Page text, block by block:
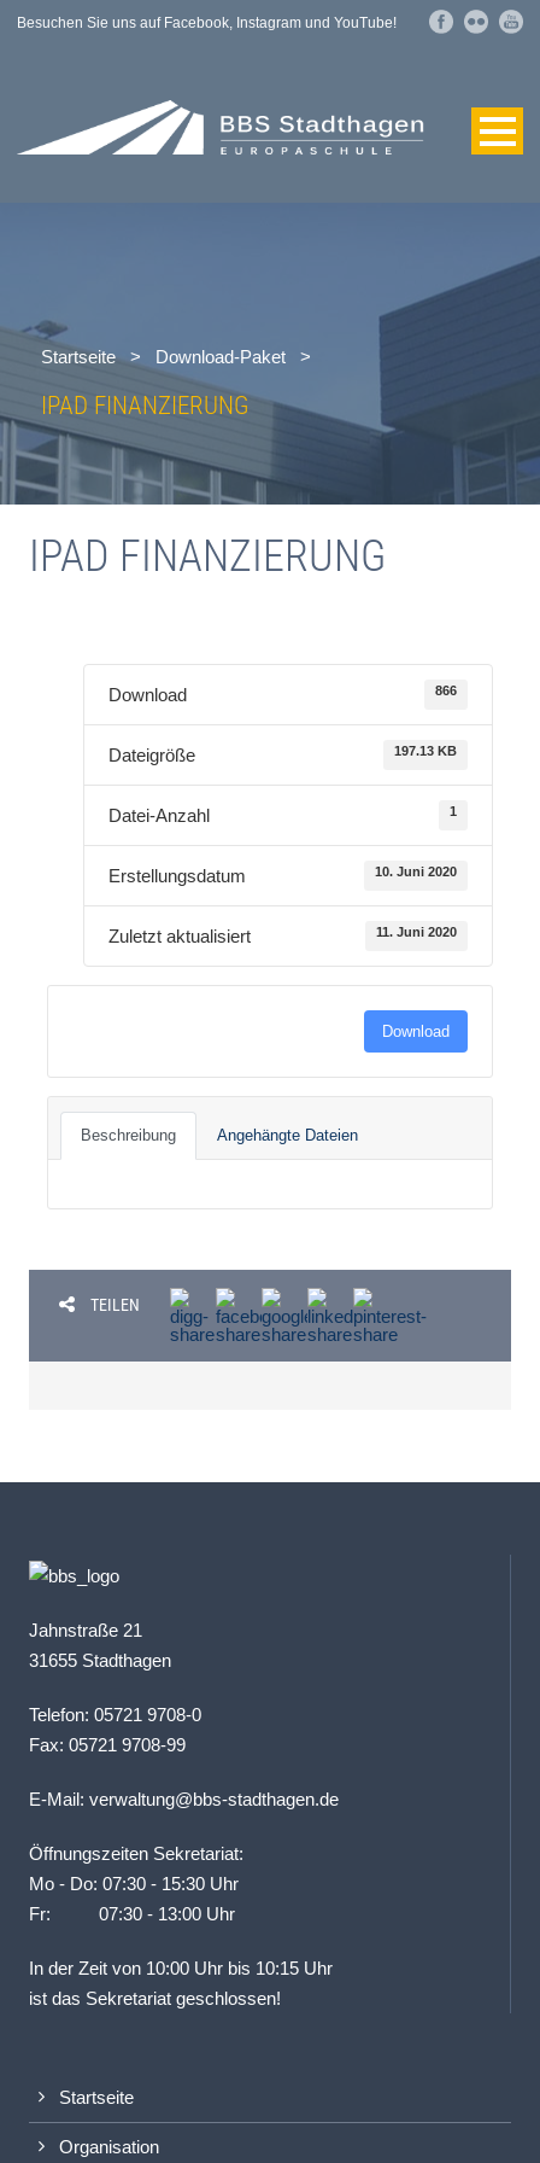
Besuchen Sie uns auf Facebook, Instagram und YouTube!
Startseite > Download-Paket >
IPAD FINANZIERUNG
IPAD FINANZIERUNG
Download 866
Dateigröße 197.13 KB
Datei-Anzahl 1
Erstellungsdatum 10. Juni 2020
Zuletzt aktualisiert 11. Juni 2020
Download
Beschreibung Angehängte Dateien
TEILEN
Jahnstraße 21
31655 Stadthagen
Telefon: 05721 9708-0
Fax: 05721 9708-99
E-Mail: verwaltung@bbs-stadthagen.de
Öffnungszeiten Sekretariat:
Mo - Do: 07:30 - 15:30 Uhr
Fr: 07:30 - 13:00 Uhr
In der Zeit von 10:00 Uhr bis 10:15 Uhr
ist das Sekretariat geschlossen!
Startseite
Organisation